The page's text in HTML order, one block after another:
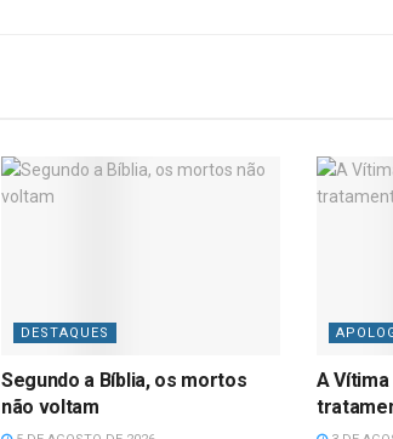
DESTAQUES
Segundo a Bíblia, os mortos
não voltam
A